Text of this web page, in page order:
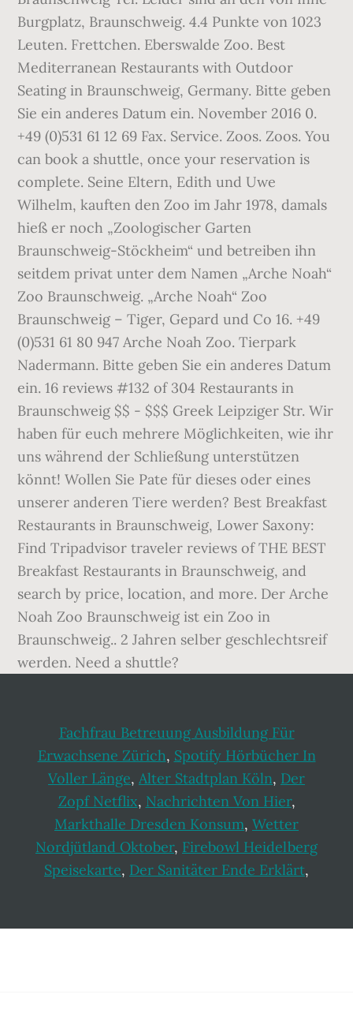
Fachfrau Betreuung Ausbildung Für
Erwachsene Zürich, Spotify Hörbücher In
Voller Länge, Alter Stadtplan Köln, Der
Zopf Netflix, Nachrichten Von Hier,
Markthalle Dresden Konsum, Wetter
Nordjütland Oktober, Firebowl Heidelberg
Speisekarte, Der Sanitäter Ende Erklärt,